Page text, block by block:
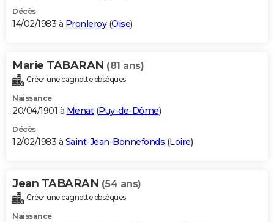
Décès
14/02/1983 à Pronleroy(Oise)
Marie TABARAN (81 ans)
Créer une cagnotte obsèques
Naissance
20/04/1901 à Menat(Puy-de-Dôme)
Décès
12/02/1983 à Saint-Jean-Bonnefonds (Loire)
Jean TABARAN (54 ans)
Créer une cagnotte obsèques
Naissance